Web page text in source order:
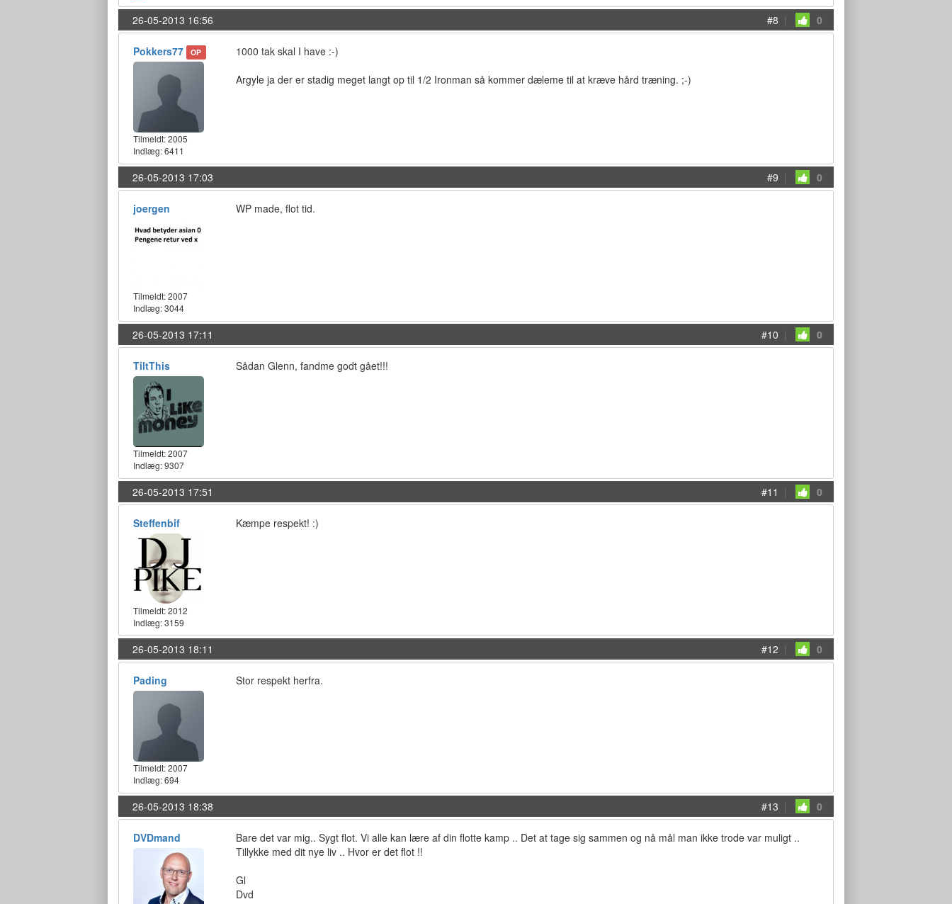
26-05-2013 16:56 #8 | 0
Pokkers77 OP
Tilmeldt:2005
Indlæg: 6411
1000 tak skal I have :-)
Argyle ja der er stadig meget langt op til 1/2 Ironman så kommer dæleme til at kræve hård træning. ;-)
26-05-2013 17:03 #9 | 0
joergen
Tilmeldt:2007
Indlæg: 3044
WP made, flot tid.
26-05-2013 17:11 #10 | 0
TiltThis
Tilmeldt:2007
Indlæg: 9307
Sådan Glenn, fandme godt gået!!!
26-05-2013 17:51 #11 | 0
Steffenbif
Tilmeldt:2012
Indlæg: 3159
Kæmpe respekt! :)
26-05-2013 18:11 #12 | 0
Pading
Tilmeldt:2007
Indlæg: 694
Stor respekt herfra.
26-05-2013 18:38 #13 | 0
DVDmand
Bare det var mig.. Sygt flot. Vi alle kan lære af din flotte kamp .. Det at tage sig sammen og nå mål man ikke trode var muligt ..
Tillykke med dit nye liv .. Hvor er det flot !!
Gl
Dvd